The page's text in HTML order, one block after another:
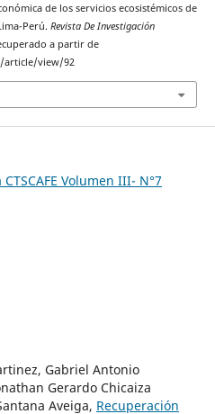
de los servicios ecosistémicos de
Perú. Revista De Investigación
a partir de
article/view/92
Volumen III- N°7
Gabriel Antonio
Gerardo Chicaiza
Aveiga, Recuperación